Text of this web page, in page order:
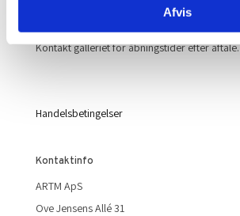
Afvis
Lørdag, søndag & helligdage:Lukket
Kontakt galleriet for åbningstider efter aftale.
Handelsbetingelser
Kontaktinfo
ARTM ApS
Ove Jensens Allé 31